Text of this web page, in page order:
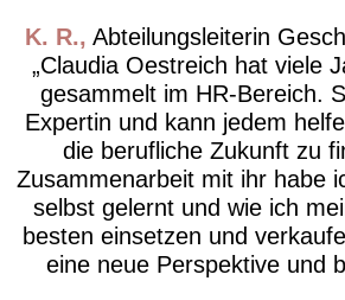
K. R. Abteilungsleiterin
Claudia Oestreich hat viele
gesammelt im HR-Bereich.
Expertin und kann jedem
die berufliche Zukunft zu
Zusammenarbeit mit ihr habe
selbst gelernt und wie ich
besten einsetzen und
eine neue Perspektive und